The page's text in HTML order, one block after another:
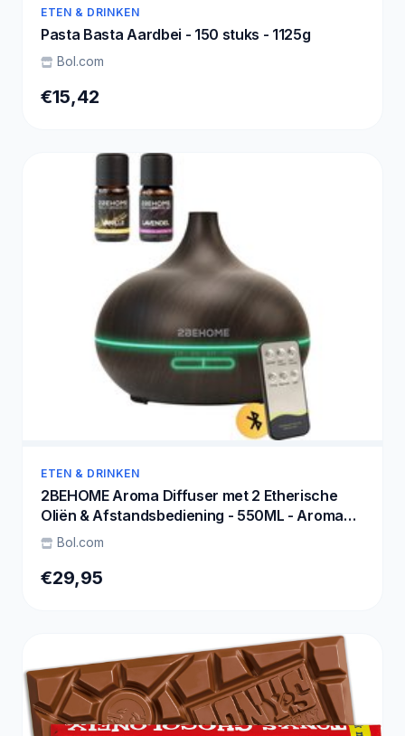
ETEN & DRINKEN
Pasta Basta Aardbei - 150 stuks - 1125g
Bol.com
€15,42
ETEN & DRINKEN
2BEHOME Aroma Diffuser met 2 Etherische
Oliën & Afstandsbediening - 550ML - Aroma
Diffuser Luchtbevochtiger - Etherische olie
Geurverspreider voor Aromatherapie -
Bol.com
€29,95